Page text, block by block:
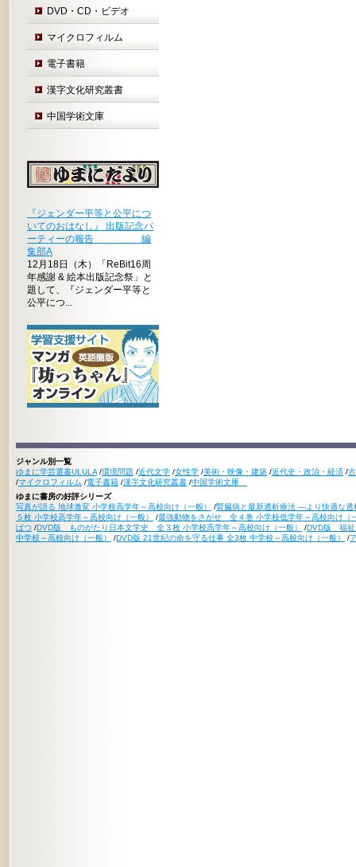
DVD・CD・ビデオ
マイクロフィルム
電子書籍
漢字文化研究叢書
中国学術文庫
『ジェンダー平等と公平につ
いてのおはなし』 出版記念パ
ーティーの報告 編
集部A
12月18日（木）「ReBit16周
年感謝 & 絵本出版記念祭」と
題して、『ジェンダー平等と
公平につ...
ジャンル別一覧
ゆまに学芸選書ULULA /環境問題 /近代文学 /女性学 /美術・映像・建築 /近代史・政治・経済 /
/マイクロフィルム /電子書籍 /漢字文化研究叢書 /中国学術文庫
ゆまに書房の好評シリーズ
写真が語る 地球激変 小学校高学年～高校向け（一般）
/腎臓病と最新透析療法 ―より快適な
５枚 小学校高学年～高校向け（一般）
/最強動物をさがせ 全４巻 小学校低学年～高校向け（
ばつ /DVD版 ものがたり日本文学史 全３枚 小学校高学年～高校向け（一般） /DVD版 福祉
中学校～高校向け（一般）
/DVD版 21世紀の命を守る仕事 全3枚 中学校～高校向け（一般） /